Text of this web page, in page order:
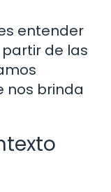
entender
de las
nos brinda